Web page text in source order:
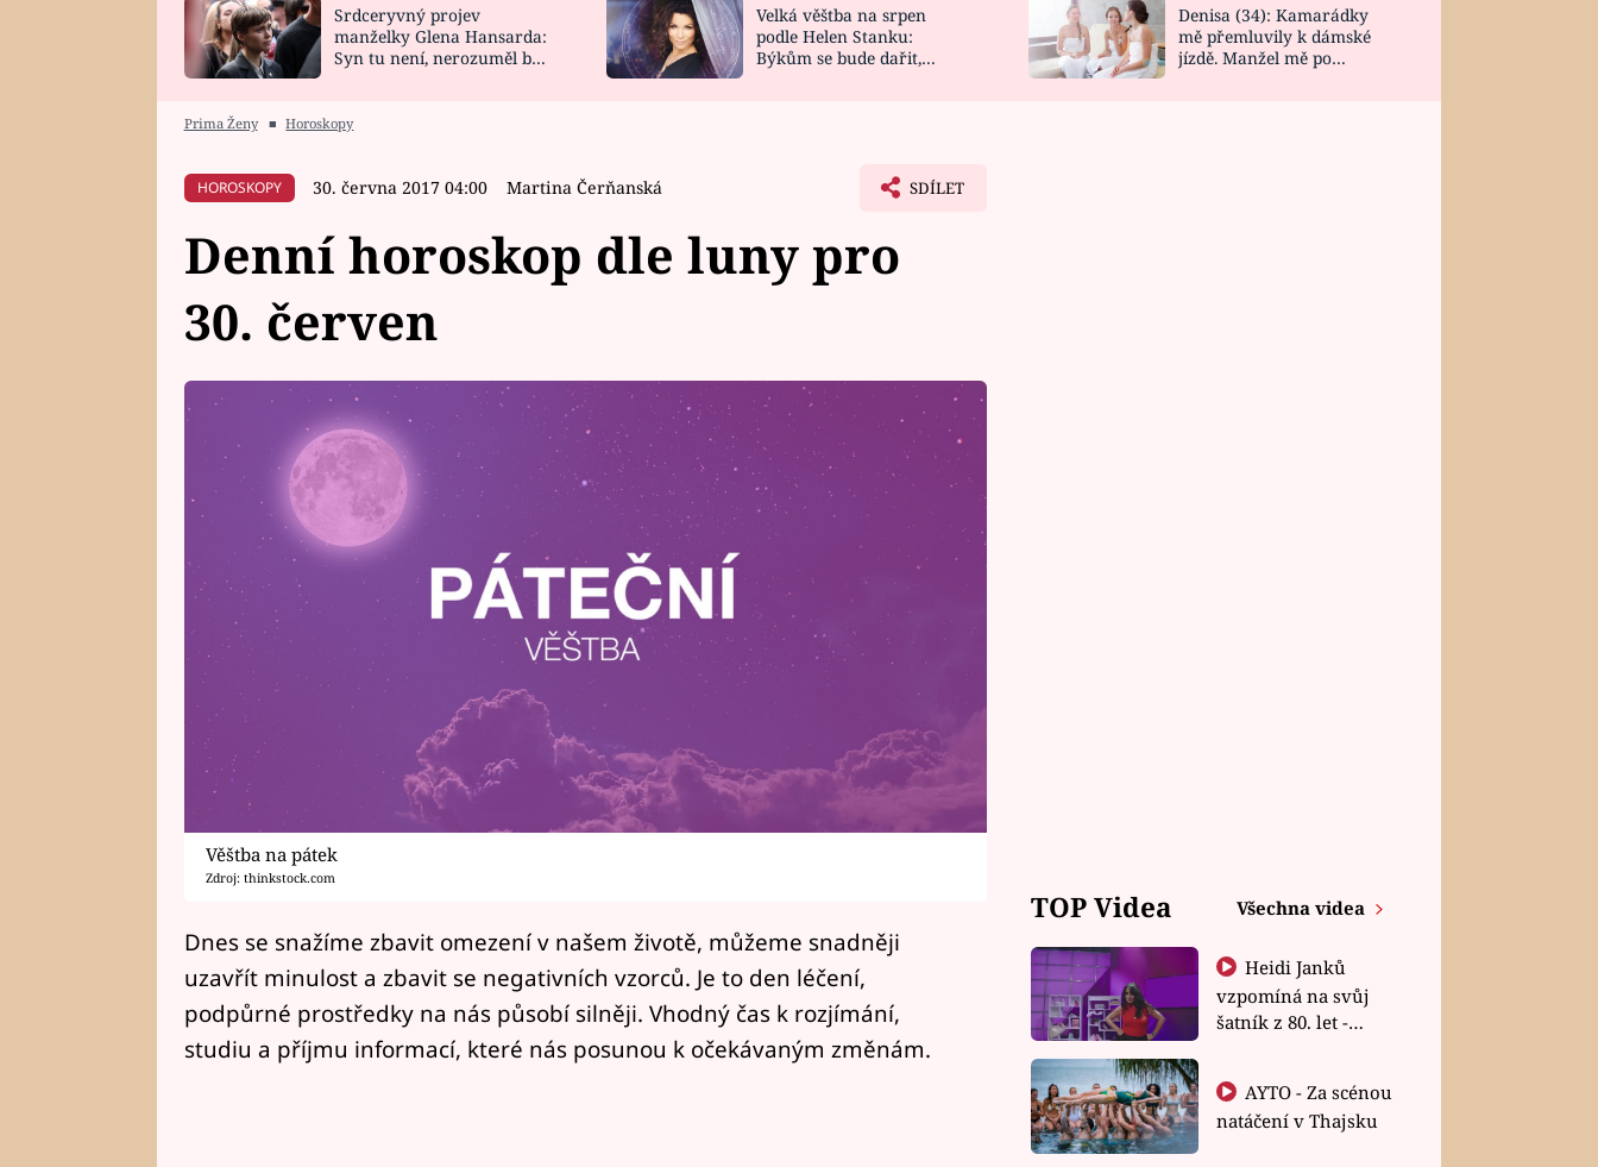
HOROSKOP NA
CELEBRITY
VAŘENÍ
NOVINKY
VIDEORECEPTY
DESIGN
Srdceryvný projev
manželky Glena Hansarda:
Syn tu není, nerozuměl by
Velká věštba na srpen
podle Helen Stanku:
Býkům se bude dařit,
Denisa (34): Kamarádky
mě přemluvily k dámské
jízdě. Manžel mě po
Prima Ženy ■ Horoskopy
HOROSKOPY 30. června 2017 04:00 Martina Čerňanská SDÍLET
Denní horoskop dle luny pro
30. červen
Věštba na pátek
Zdroj: thinkstock.com
Dnes se snažíme zbavit omezení v našem životě, můžeme snadněji
uzavřít minulost a zbavit se negativních vzorců. Je to den léčení,
podpůrné prostředky na nás působí silněji. Vhodný čas k rozjímání,
studiu a příjmu informací, které nás posunou k očekávaným změnám.
TOP Videa Všechna videa
Heidi Janků
vzpomíná na svůj
šatník z 80. let -
natáčení v Thajsku